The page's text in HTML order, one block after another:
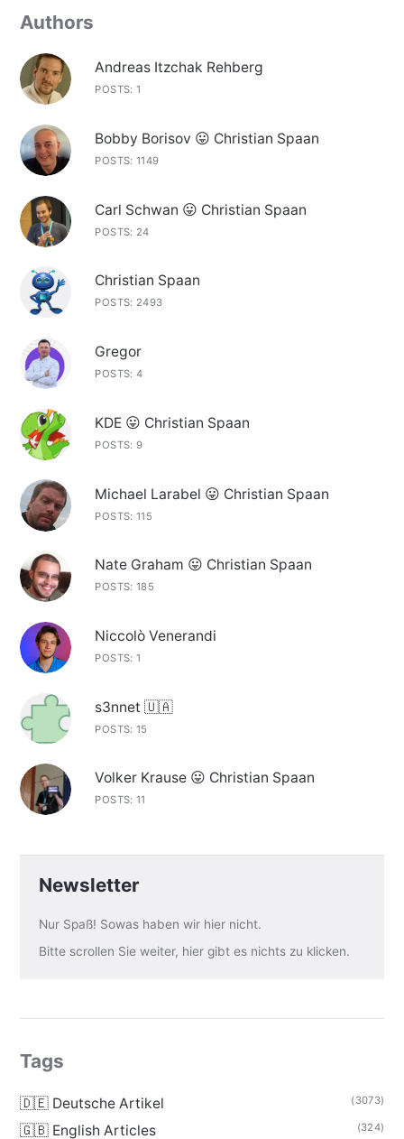
Authors
Andreas Itzchak Rehberg
POSTS: 1
Bobby Borisov 😛 Christian Spaan
POSTS: 1149
Carl Schwan 😛 Christian Spaan
POSTS: 24
Christian Spaan
POSTS: 2493
Gregor
POSTS: 4
KDE 😛 Christian Spaan
POSTS: 9
Michael Larabel 😛 Christian Spaan
POSTS: 115
Nate Graham 😛 Christian Spaan
POSTS: 185
Niccolò Venerandi
POSTS: 1
s3nnet 🇺🇦
POSTS: 15
Volker Krause 😛 Christian Spaan
POSTS: 11
Newsletter
Nur Spaß! Sowas haben wir hier nicht.
Bitte scrollen Sie weiter, hier gibt es nichts zu klicken.
Tags
🇩🇪 Deutsche Artikel (3073)
🇬🇧 English Articles (324)